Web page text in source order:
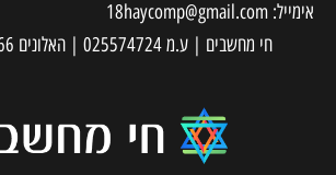
אימייל: 18haycomp@gmail.com
חי מחשבים | ע.מ 025574724 | האלונים 66, יוקנעם עילית